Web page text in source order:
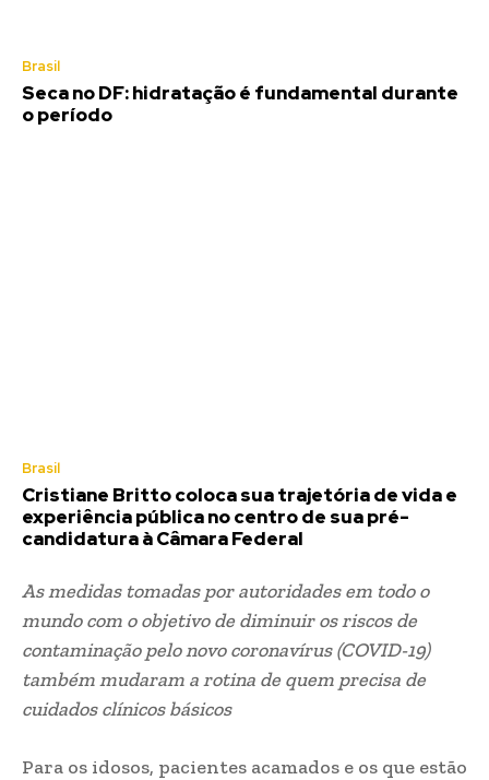
Brasil
Seca no DF: hidratação é fundamental durante
o período
Brasil
Cristiane Britto coloca sua trajetória de vida e
experiência pública no centro de sua pré-
candidatura à Câmara Federal
As medidas tomadas por autoridades em todo o
mundo com o objetivo de diminuir os riscos de
contaminação pelo novo coronavírus (COVID-19)
também mudaram a rotina de quem precisa de
cuidados clínicos básicos
Para os idosos, pacientes acamados e os que estão